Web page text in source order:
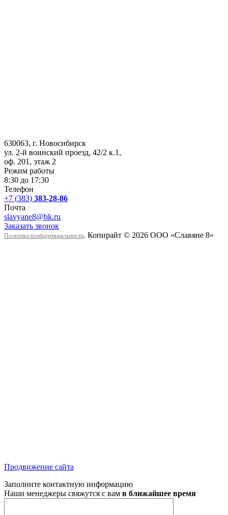
630063, г. Новосибирск
ул. 2-й воинский проезд, 42/2 к.1 ,
оф. 201, этаж 2
Режим работы
8:30 до 17:30
Телефон
+7 (383) 383-28-86
Почта
slavyane8@bk.ru
Заказать звонок
Политика конфиденциальности. Копирайт © 2026 ООО «Cлавяне 8»
Продвижение сайта
Заполните контактную информацию
Наши менеджеры свяжутся с вам в ближайшее время